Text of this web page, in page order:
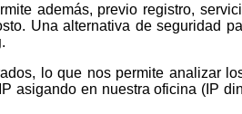
además, previo registro,
Una alternativa de seguridad
.
asigando en nuestra oficina (IP